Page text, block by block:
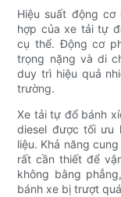
Hiệu suất động
hợp của xe tải tự
cụ thể. Động cơ
trọng nặng và di
duy trì hiệu quả
trường.
Xe tải tự đổ bánh
diesel được tối ưu
liệu. Khả năng
rất cần thiết để
không bằng
bánh xe bị trượt